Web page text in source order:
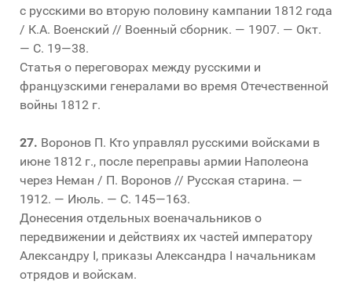
с русскими во вторую половину кампании 1812 года
/ К.А. Военский // Военный сборник. — 1907. — Окт.
— С. 19—38.
Статья о переговорах между русскими и
французскими генералами во время Отечественной
войны 1812 г.
27. Воронов П. Кто управлял русскими войсками в
июне 1812 г., после переправы армии Наполеона
через Неман / П. Воронов // Русская старина. —
1912. — Июль. — С. 145—163.
Донесения отдельных военачальников о
передвижении и действиях их частей императору
Александру I, приказы Александра I начальникам
отрядов и войскам.